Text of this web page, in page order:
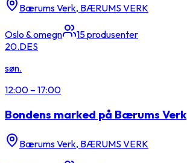
Bærums Verk, BÆRUMS VERK
Oslo & omegn 15produsenter
20.DES
søn.
12:00 – 17:00
Bondens marked på Bærums Verk
Bærums Verk, BÆRUMS VERK